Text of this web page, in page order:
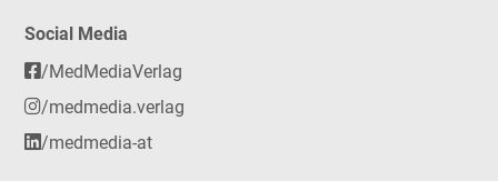
Social Media
/MedMediaVerlag
/medmedia.verlag
/medmedia-at